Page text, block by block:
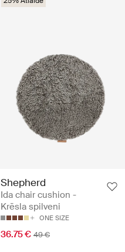
Shepherd
Ida chair cushion -
Krēsla spilveni
ONE SIZE
36.75 € 49 €